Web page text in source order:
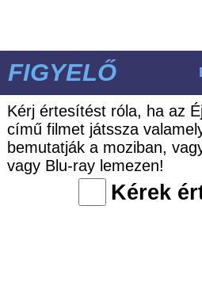
FIGYELŐ
Kérj értesítést róla, ha az
című filmet játssza
bemutatják a moziban,
vagy Blu-ray lemezen!
Kérek